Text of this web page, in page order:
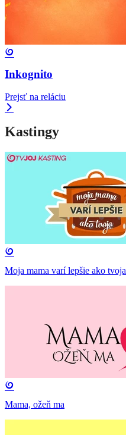
Inkognito
Prejsť na reláciu
Kastingy
Moja mama varí lepšie ako tvoja
Mama, ožeň ma